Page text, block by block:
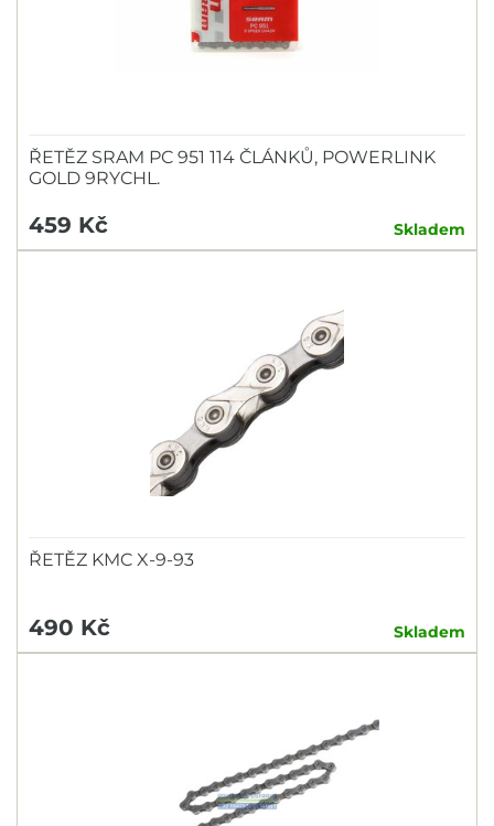
ŘETĚZ SRAM PC 951 114 ČLÁNKŮ, POWERLINK
GOLD 9RYCHL.
459 Kč Skladem
ŘETĚZ KMC X-9-93
490 Kč Skladem